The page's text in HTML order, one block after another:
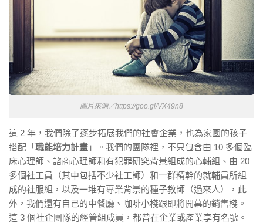
圖片來源／https://goo.gl/VX49n8
這 2 年，我們除了逐步拓展我們的社會企業，也為家園的孩子
搭配「 職能培力計畫 」。我們的團隊裡，不只包含由 10 多個臨
床心理師、諮商心理師和有犯罪研究背景組成的心輔組、由 20
多個社工員（其中包括不少社工師）和一群精幹的就輔員所組
成的社服組，以及一堆有專業背景的種子教師（過來人），此
外，我們還有自己的中餐廳、咖啡小棧跟即將開幕的銷售棧。
這 3 個社企團隊的經管組成員，都曾在企業或產業享有名號。